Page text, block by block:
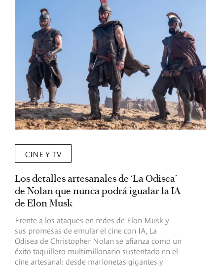
CINE Y TV
Los detalles artesanales de ‘La Odisea’
de Nolan que nunca podrá igualar la IA
de Elon Musk
Frente a los ataques en redes de Elon Musk y
sus promesas de emular el cine con IA, La
Odisea de Christopher Nolan se afianza como un
éxito taquillero multimillonario sustentado en el
cine artesanal: desde marionetas gigantes y